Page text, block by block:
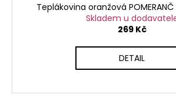
Teplákovina oranžová
Skladem u
269 Kč
DETAIL